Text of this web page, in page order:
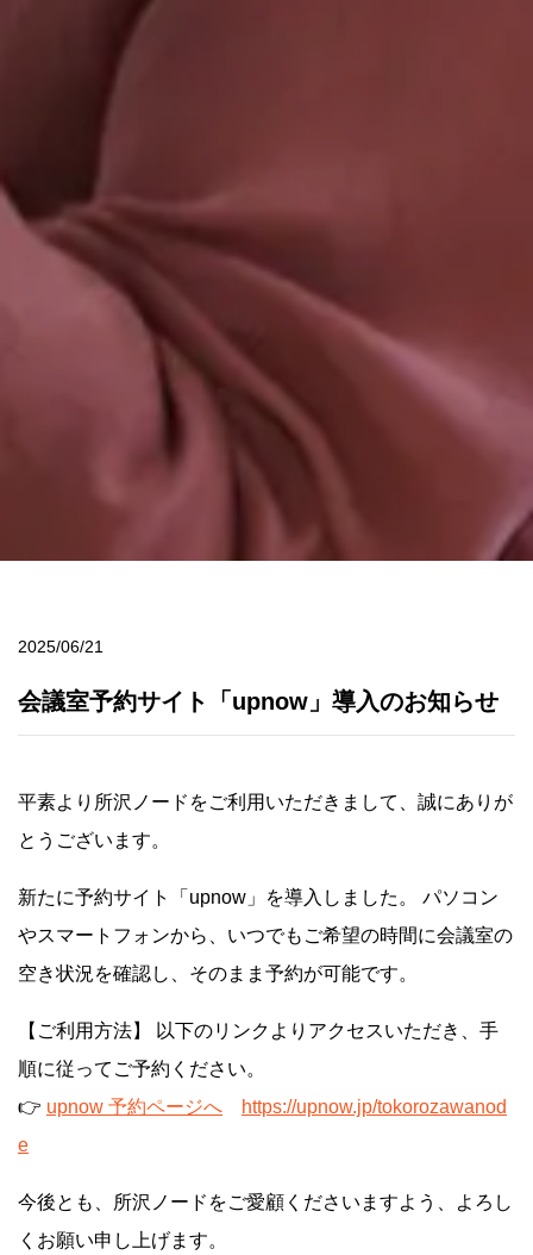
2025/06/21
会議室予約サイト「upnow」導入のお知らせ
平素より所沢ノードをご利用いただきまして、誠にありが
とうございます。
新たに予約サイト「upnow」を導入しました。 パソコン
やスマートフォンから、いつでもご希望の時間に会議室の
空き状況を確認し、そのまま予約が可能です。
【ご利用方法】 以下のリンクよりアクセスいただき、手
順に従ってご予約ください。
👉 upnow 予約ページへ
https://upnow.jp/tokorozawanod
e
今後とも、所沢ノードをご愛顧くださいますよう、よろし
くお願い申し上げます。